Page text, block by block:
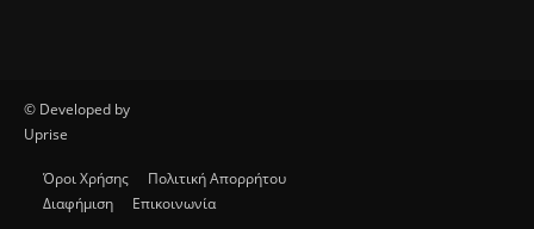
© Developed by
Uprise
Όροι Χρήσης
Πολιτική Απορρήτου
Διαφήμιση
Επικοινωνία